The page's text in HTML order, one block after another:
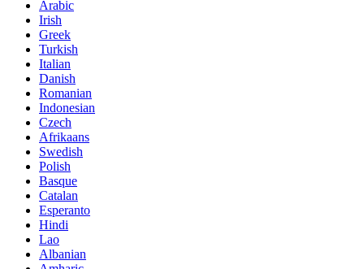
Arabic
Irish
Greek
Turkish
Italian
Danish
Romanian
Indonesian
Czech
Afrikaans
Swedish
Polish
Basque
Catalan
Esperanto
Hindi
Lao
Albanian